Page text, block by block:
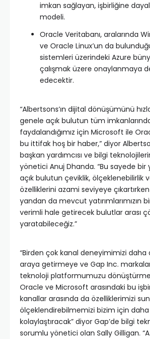
imkan sağlayan, işbirliğine
modeli.
Oracle Veritabanı, aralarında
ve Oracle Linux’un da
sistemleri üzerindeki Azure
çalışmak üzere onaylanmaya
edecektir.
“Albertsons’ın dijital dönüşümünü
genele açık bulutun tüm
faydalandığımız için Microsoft ile
bu ittifak hoş bir haber,” diyor
başkan yardımcısı ve bilgi
yönetici Anuj Dhanda. “Bu sayede
açık bulutun çeviklik, ölçeklenebilirlik
özelliklerini azami seviyeye
yandan da mevcut yatırımlarımızın
verimli hale getirecek bulutlar arası
yaratabileceğiz.”
“Birden çok kanal deneyimimizi daha
araya getirmeye ve Gap Inc.
teknoloji platformumuzu
Oracle ve Microsoft arasındaki bu
kanallar arasında da özelliklerimizi
ölçeklendirebilmemizi bizim için
kolaylaştıracak” diyor Gap’de bilgi
sorumlu yönetici olan Sally Gilligan.